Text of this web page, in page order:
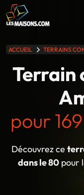
ACCUEIL TERRAINS
Terrain
pour
Découvrez ce
dans le 80pour